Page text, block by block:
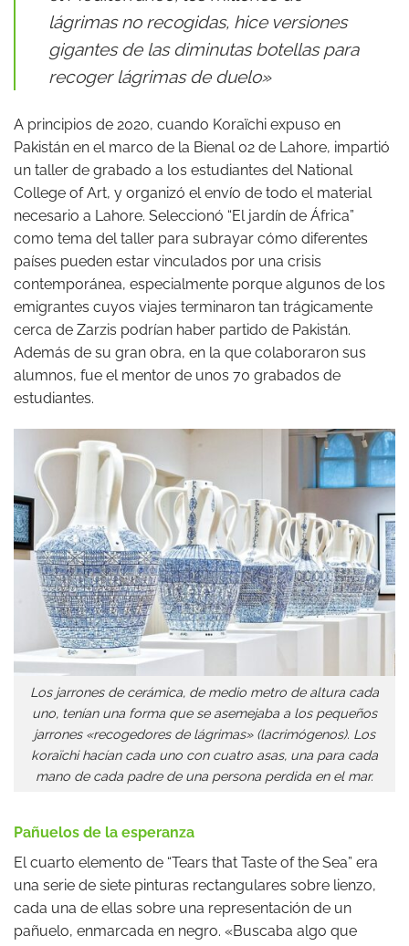
lágrimas no recogidas, hice versiones
gigantes de las diminutas botellas para
recoger lágrimas de duelo»
A principios de 2020, cuando Koraïchi expuso en
Pakistán en el marco de la Bienal 02 de Lahore, impartió
un taller de grabado a los estudiantes del National
College of Art, y organizó el envío de todo el material
necesario a Lahore. Seleccionó “El jardín de África”
como tema del taller para subrayar cómo diferentes
países pueden estar vinculados por una crisis
contemporánea, especialmente porque algunos de los
emigrantes cuyos viajes terminaron tan trágicamente
cerca de Zarzis podrían haber partido de Pakistán.
Además de su gran obra, en la que colaboraron sus
alumnos, fue el mentor de unos 70 grabados de
estudiantes.
Los jarrones de cerámica, de medio metro de altura cada
uno, tenían una forma que se asemejaba a los pequeños
jarrones «recogedores de lágrimas» (lacrimógenos). Los
koraïchi hacían cada uno con cuatro asas, una para cada
mano de cada padre de una persona perdida en el mar.
Pañuelos de la esperanza
El cuarto elemento de “Tears that Taste of the Sea” era
una serie de siete pinturas rectangulares sobre lienzo,
cada una de ellas sobre una representación de un
pañuelo, enmarcada en negro. «Buscaba algo que